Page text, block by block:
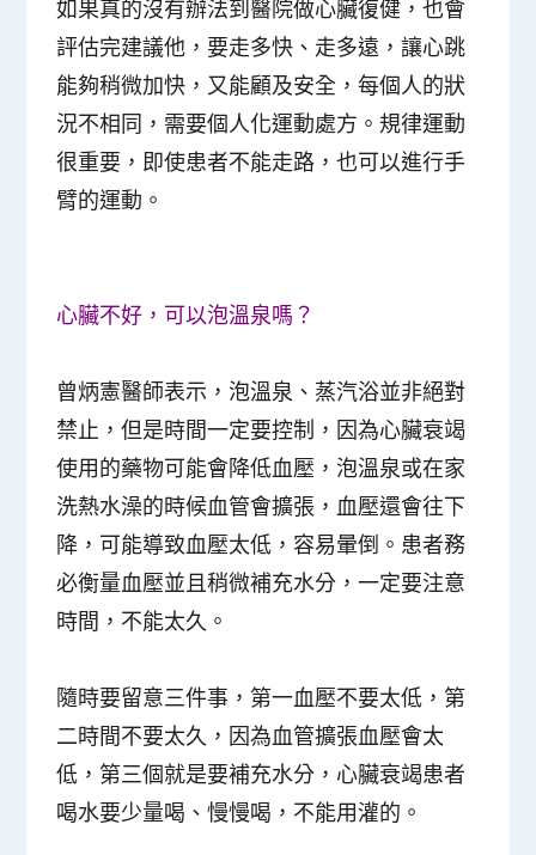
如果真的沒有辦法到醫院做心臟復健，也會
評估完建議他，要走多快、走多遠，讓心跳
能夠稍微加快，又能顧及安全，每個人的狀
況不相同，需要個人化運動處方。規律運動
很重要，即使患者不能走路，也可以進行手
臂的運動。
心臟不好，可以泡溫泉嗎？
曾炳憲醫師表示，泡溫泉、蒸汽浴並非絕對
禁止，但是時間一定要控制，因為心臟衰竭
使用的藥物可能會降低血壓，泡溫泉或在家
洗熱水澡的時候血管會擴張，血壓還會往下
降，可能導致血壓太低，容易暈倒。患者務
必衡量血壓並且稍微補充水分，一定要注意
時間，不能太久。
隨時要留意三件事，第一血壓不要太低，第
二時間不要太久，因為血管擴張血壓會太
低，第三個就是要補充水分，心臟衰竭患者
喝水要少量喝、慢慢喝，不能用灌的。